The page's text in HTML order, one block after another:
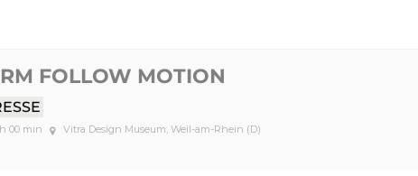
FOLLOW MOTION
00 min Vitra Design Museum, Weil-am-Rhein (D)